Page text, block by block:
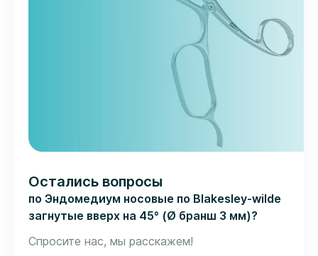
Остались вопросы
по Эндомедиум носовые по Blakesley-wilde
загнутые вверх на 45° (Ø бранш 3 мм)?
Спросите нас, мы расскажем!